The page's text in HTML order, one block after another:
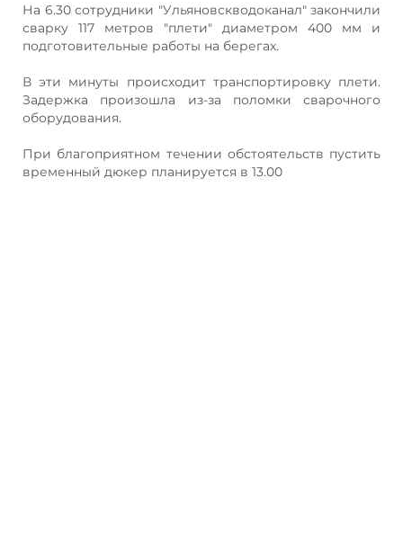
На 6.30 сотрудники "Ульяновскводоканал" закончили
сварку 117 метров "плети" диаметром 400 мм и
подготовительные работы на берегах.
В эти минуты происходит транспортировку плети.
Задержка произошла из-за поломки сварочного
оборудования.
При благоприятном течении обстоятельств пустить
временный дюкер планируется в 13.00